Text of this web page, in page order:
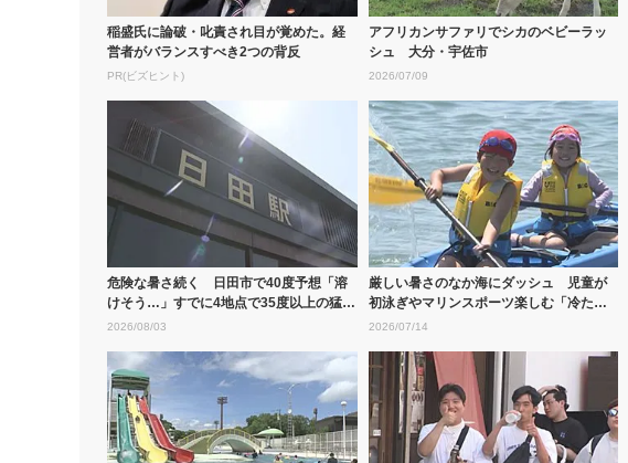
稲盛氏に論破・叱責され目が覚めた。経
営者がバランスすべき2つの背反
PR(ビズヒント)
アフリカンサファリでシカのベビーラッ
シュ 大分・宇佐市
2026/07/09
危険な暑さ続く 日田市で40度予想「溶
けそう…」すでに4地点で35度以上の猛暑
日...
2026/08/03
厳しい暑さのなか海にダッシュ 児童が
初泳ぎやマリンスポーツ楽しむ「冷たく
ていい感...
2026/07/14